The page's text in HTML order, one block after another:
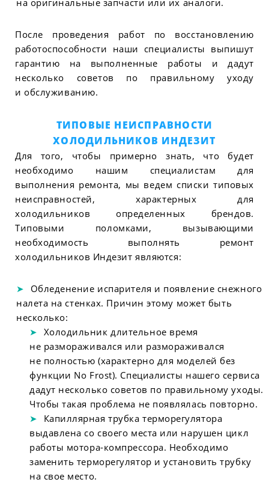
После проведения работ по восстановлению
работоспособности наши специалисты выпишут
гарантию на выполненные работы и дадут
несколько советов по правильному уходу
и обслуживанию.
ТИПОВЫЕ НЕИСПРАВНОСТИ
ХОЛОДИЛЬНИКОВ ИНДЕЗИТ
Для того, чтобы примерно знать, что будет
необходимо нашим специалистам для
выполнения ремонта, мы ведем списки типовых
неисправностей, характерных для
холодильников определенных брендов.
Типовыми поломками, вызывающими
необходимость выполнять ремонт
холодильников Индезит являются:
Обледенение испарителя и появление снежного
налета на стенках. Причин этому может быть
несколько:
Холодильник длительное время
не размораживался или размораживался
не полностью (характерно для моделей без
функции No Frost). Специалисты нашего сервиса
дадут несколько советов по правильному уходы.
Чтобы такая проблема не появлялась повторно.
Капиллярная трубка терморегулятора
выдавлена со своего места или нарушен цикл
работы мотора-компрессора. Необходимо
заменить терморегулятор и установить трубку
на свое место.